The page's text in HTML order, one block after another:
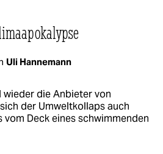
Uli Hannemann
die Anbieter von
der Umweltkollaps auch
Deck eines schwimmenden